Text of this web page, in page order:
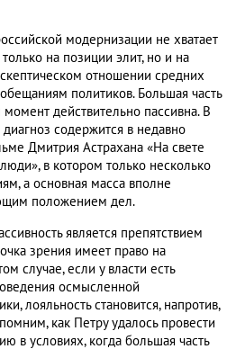
модернизации не хватает
на позиции элит, но и на
отношении средних
политиков. Большая часть
действительно пассивна. В
содержится в недавно
Дмитрия Астрахана «На свете
в котором только несколько
а основная масса вполне
положением дел.
является препятствием
зрения имеет право на
случае, если у власти есть
осмысленной
лояльность становится, напротив,
как Петру удалось провести
в условиях, когда большая часть